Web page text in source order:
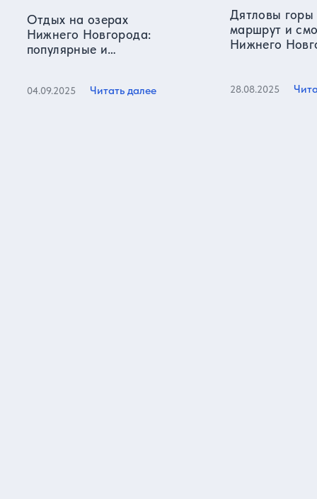
Отдых на озерах
Нижнего Новгорода:
популярные и
04.09.2025 Читать далее
Дятловы горы
маршрут и
Нижнего
28.08.2025